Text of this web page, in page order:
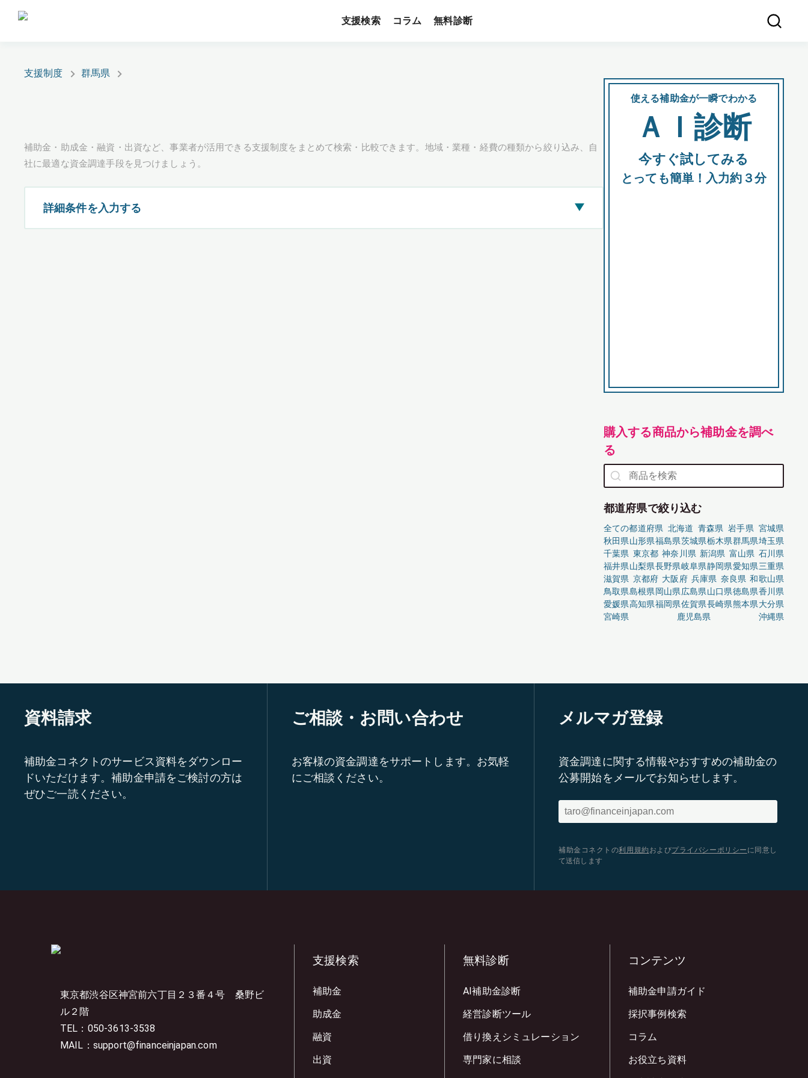
支援検索 コラム 無料診断
支援制度 群馬県
補助金・助成金・融資・出資など、事業者が活用できる支援制度をまとめて検索・比較できます。地域・業種・経費の種類から絞り込み、自
社に最適な資金調達手段を見つけましょう。
詳細条件を入力する ▶
使える補助金が一瞬でわかる
ＡＩ診断
今すぐ試してみる
とっても簡単！入力約３分
購入する商品から補助金を調べ
る
都道府県で絞り込む
全ての都道府県 北海道 青森県 岩手県 宮城県
秋田県山形県福島県茨城県栃木県群馬県埼玉県
千葉県 東京都 神奈川県 新潟県 富山県 石川県
福井県山梨県長野県岐阜県静岡県愛知県三重県
滋賀県 京都府 大阪府 兵庫県 奈良県 和歌山県
鳥取県島根県岡山県広島県山口県徳島県香川県
愛媛県高知県福岡県佐賀県長崎県熊本県大分県
宮崎県
鹿児島県 沖縄県
資料請求
補助金コネクトのサービス資料をダウンロー
ドいただけます。補助金申請をご検討の方は
ぜひご一読ください。
ご相談・お問い合わせ
お客様の資金調達をサポートします。お気軽
にご相談ください。
メルマガ登録
資金調達に関する情報やおすすめの補助金の
公募開始をメールでお知らせします。
補助金コネクトの利用規約 およびプライバシーポリシー に同意し
て送信します
東京都渋谷区神宮前六丁目２３番４号 桑野ビ
ル２階
TEL：050-3613-3538
MAIL：support@financeinjapan.com
支援検索
補助金
助成金
融資
出資
無料診断
AI補助金診断
経営診断ツール
借り換えシミュレーション
専門家に相談
コンテンツ
補助金申請ガイド
採択事例検索
コラム
お役立ち資料